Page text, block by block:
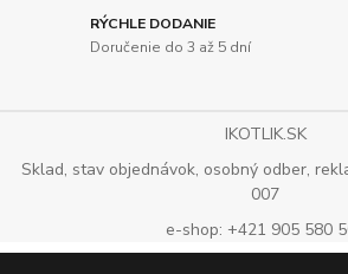
RÝCHLE DODANIE
Doručenie do 3 až 5 dní
IKOTLIK.SK
Sklad, stav objednávok, osobný odber,
007
e-shop: +421 905 580